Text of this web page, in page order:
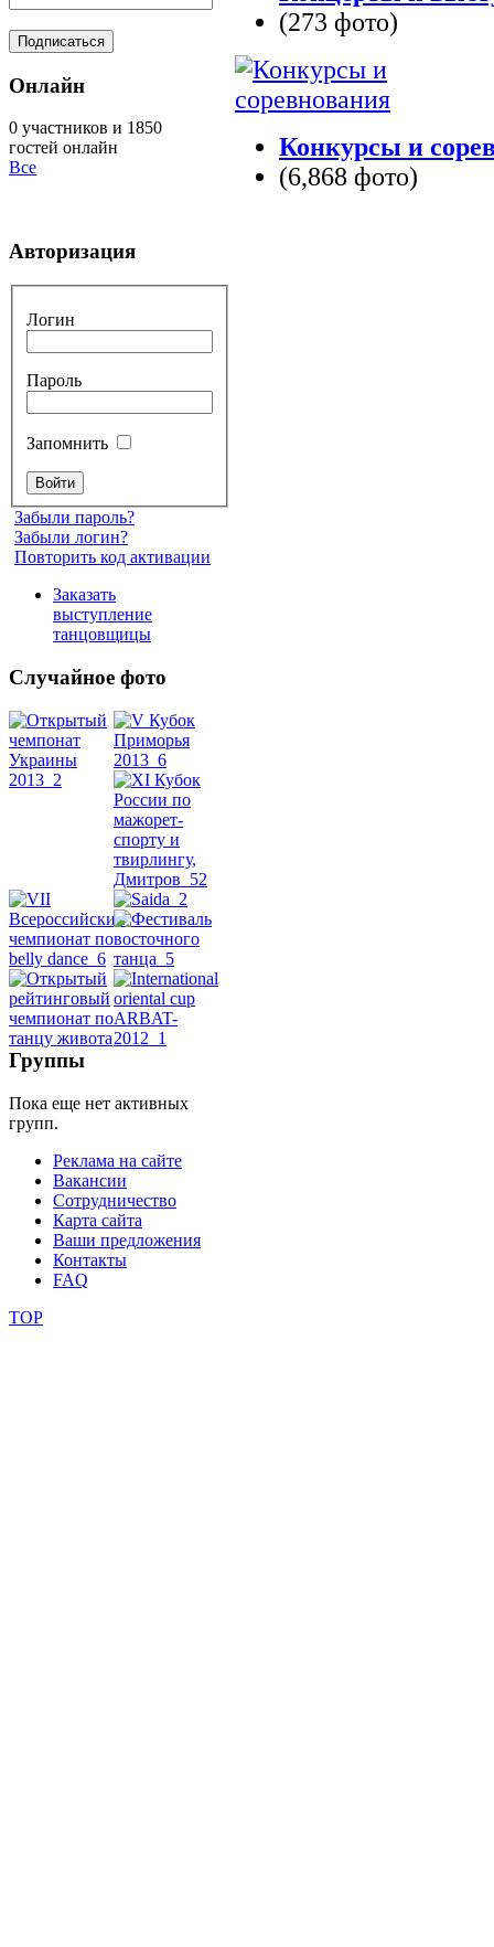
(273 фото)
Конкурсы и
(6,868 фото)
Онлайн
0 участников и 1850
гостей онлайн
Все
Авторизация
Логин
Пароль
Запомнить
Забыли пароль?
Забыли логин?
Повторить код активации
Заказать
выступление
танцовщицы
Случайное фото
Группы
Пока еще нет активных
групп.
Реклама на сайте
Вакансии
Сотрудничество
Карта сайта
Ваши предложения
Контакты
FAQ
TOP